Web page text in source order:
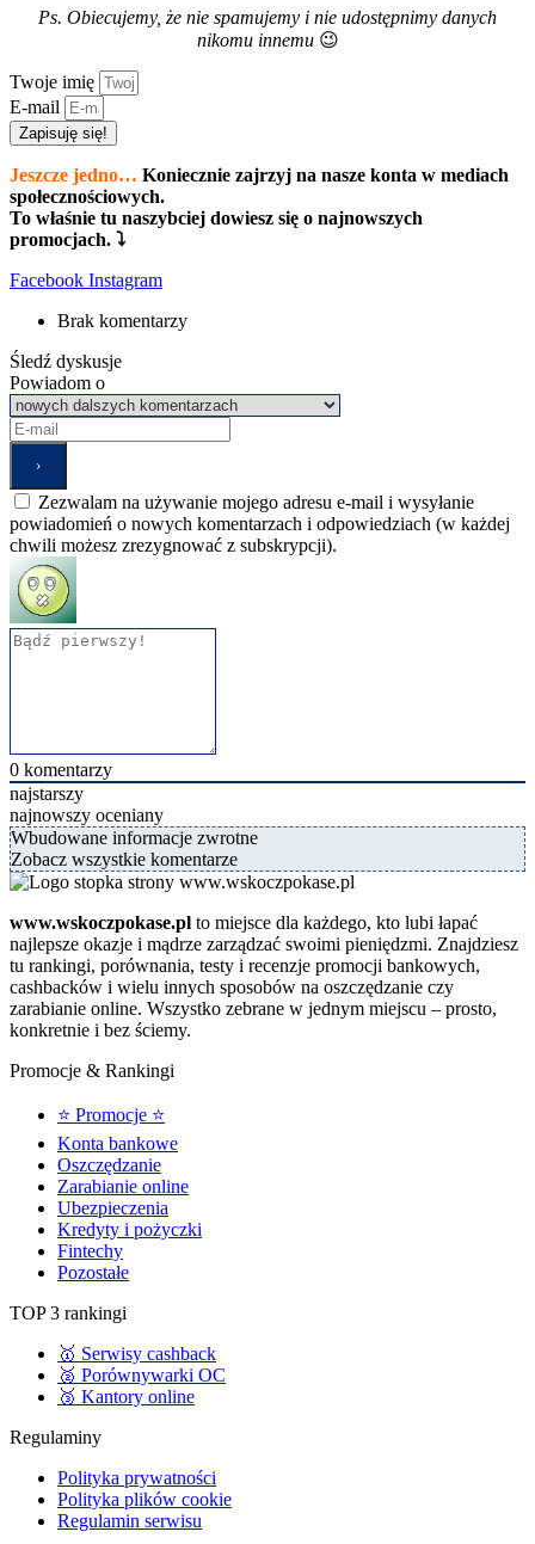
Ps. Obiecujemy, że nie spamujemy i nie udostępnimy danych
nikomu innemu😉
Twoje imię
E-mail
Zapisuję się!
Jeszcze jedno… Koniecznie zajrzyj na nasze konta w mediach
społecznościowych.
To właśnie tu naszybciej dowiesz się o najnowszych
promocjach. ⤵
Facebook Instagram
Brak komentarzy
Śledź dyskusje
Powiadom o
Zezwalam na używanie mojego adresu e-mail i wysyłanie
powiadomień o nowych komentarzach i odpowiedziach (w każdej
chwili możesz zrezygnować z subskrypcji).
0 komentarzy
najstarszy
najnowszy oceniany
Wbudowane informacje zwrotne
Zobacz wszystkie komentarze
www.wskoczpokase.pl to miejsce dla każdego, kto lubi łapać
najlepsze okazje i mądrze zarządzać swoimi pieniędzmi. Znajdziesz
tu rankingi, porównania, testy i recenzje promocji bankowych,
cashbacków i wielu innych sposobów na oszczędzanie czy
zarabianie online. Wszystko zebrane w jednym miejscu – prosto,
konkretnie i bez ściemy.
Promocje & Rankingi
⭐ Promocje ⭐
Konta bankowe
Oszczędzanie
Zarabianie online
Ubezpieczenia
Kredyty i pożyczki
Fintechy
Pozostałe
TOP 3 rankingi
🥇 Serwisy cashback
🥈 Porównywarki OC
🥉 Kantory online
Regulaminy
Polityka prywatności
Polityka plików cookie
Regulamin serwisu